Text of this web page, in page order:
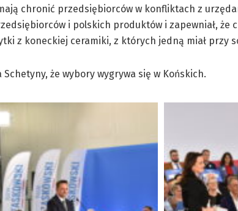
chronić przedsiębiorców w konfliktach z
i polskich produktów i zapewniał, że
z koneckiej ceramiki, z których jedną miał przy
że wybory wygrywa się w Końskich.